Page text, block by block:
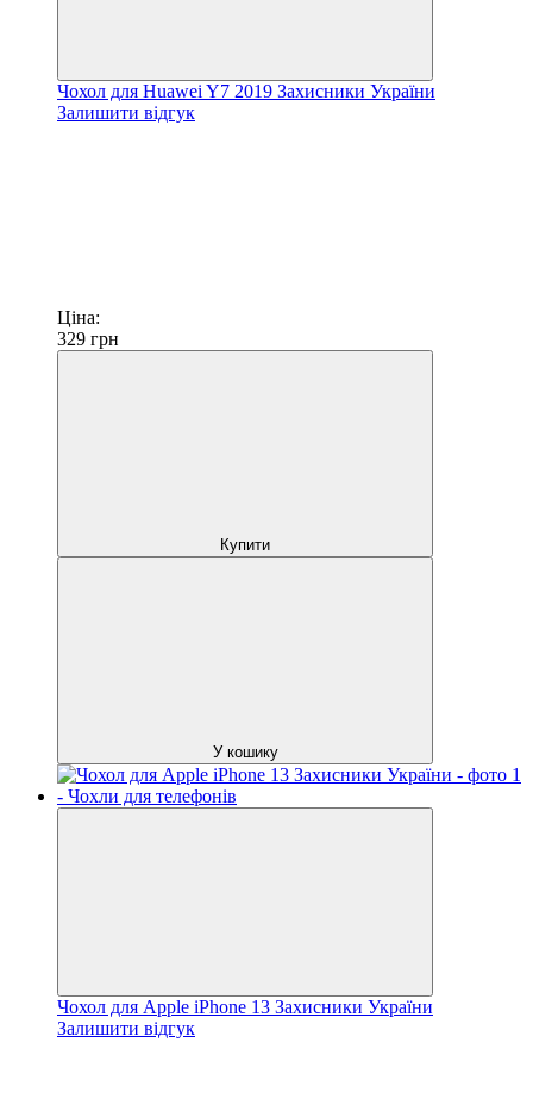
Чохол для Huawei Y7 2019 Захисники України
Залишити відгук
Ціна:
329 грн
Купити
У кошику
Чохол для Apple iPhone 13 Захисники України
Залишити відгук